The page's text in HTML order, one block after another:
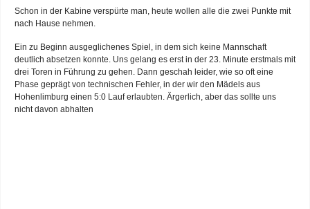
Schon in der Kabine verspürte man, heute wollen alle die zwei Punkte mit
nach Hause nehmen.
Ein zu Beginn ausgeglichenes Spiel, in dem sich keine Mannschaft
deutlich absetzen konnte. Uns gelang es erst in der 23. Minute erstmals mit
drei Toren in Führung zu gehen. Dann geschah leider, wie so oft eine
Phase geprägt von technischen Fehler, in der wir den Mädels aus
Hohenlimburg einen 5:0 Lauf erlaubten. Ärgerlich, aber das sollte uns
nicht davon abhalten